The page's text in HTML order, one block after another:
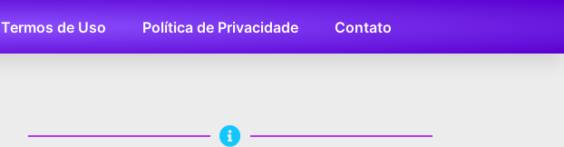
Termos de Uso Política de Privacidade Contato